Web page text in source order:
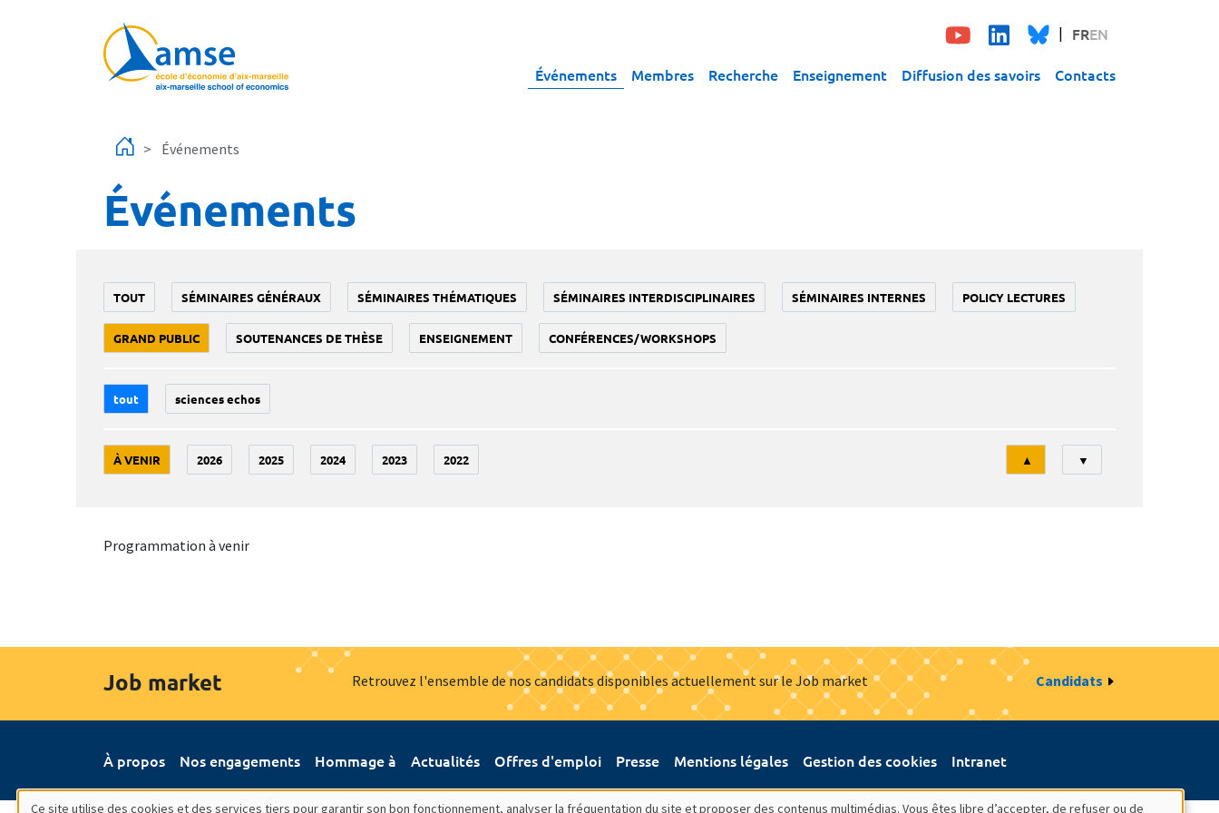
FREN
Événements Membres Recherche Enseignement Diffusion des savoirs Contacts
Événements
Événements
TOUT SÉMINAIRES GÉNÉRAUX SÉMINAIRES THÉMATIQUES SÉMINAIRES INTERDISCIPLINAIRES SÉMINAIRES INTERNES POLICY LECTURES
GRAND PUBLIC SOUTENANCES DE THÈSE ENSEIGNEMENT CONFÉRENCES/WORKSHOPS
tout sciences echos
À VENIR 2026 2025 2024 2023 2022
Tri
▲ ▼
Programmation à venir
Job market Retrouvez l'ensemble de nos candidats disponibles actuellement sur le Job market Candidats
À propos Nos engagements Hommage à Actualités Offres d'emploi Presse Mentions légales Gestion des cookies Intranet
Ce site utilise des cookies et des services tiers pour garantir son bon fonctionnement, analyser la fréquentation du site et proposer des contenus multimédias. Vous êtes libre d’accepter, de refuser ou de